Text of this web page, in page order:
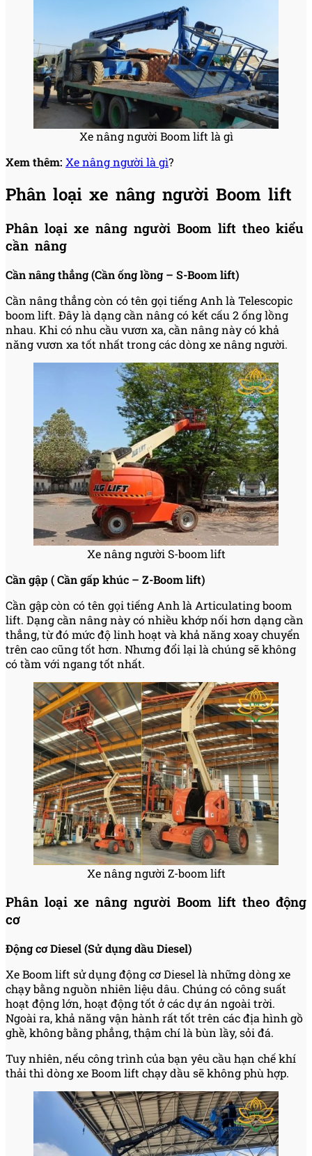
Xe nâng người Boom lift là gì
Xem thêm: Xe nâng người là gì?
Phân loại xe nâng người Boom lift
Phân loại xe nâng người Boom lift theo kiểu
cần nâng
Cần nâng thẳng (Cần ống lồng – S-Boom lift)
Cần nâng thẳng còn có tên gọi tiếng Anh là Telescopic
boom lift. Đây là dạng cần nâng có kết cấu 2 ống lồng
nhau. Khi có nhu cầu vươn xa, cần nâng này có khả
năng vươn xa tốt nhất trong các dòng xe nâng người.
Xe nâng người S-boom lift
Cần gập ( Cần gấp khúc – Z-Boom lift)
Cần gập còn có tên gọi tiếng Anh là Articulating boom
lift. Dạng cần nâng này có nhiều khớp nối hơn dạng cần
thẳng, từ đó mức độ linh hoạt và khả năng xoay chuyển
trên cao cũng tốt hơn. Nhưng đổi lại là chúng sẽ không
có tầm với ngang tốt nhất.
Xe nâng người Z-boom lift
Phân loại xe nâng người Boom lift theo động
cơ
Động cơ Diesel (Sử dụng dầu Diesel)
Xe Boom lift sử dụng động cơ Diesel là những dòng xe
chạy bằng nguồn nhiên liệu dâu. Chúng có công suất
hoạt động lớn, hoạt động tốt ở các dự án ngoài trời.
Ngoài ra, khả năng vận hành rất tốt trên các địa hình gồ
ghề, không bằng phẳng, thậm chí là bùn lầy, sỏi đá.
Tuy nhiên, nếu công trình của bạn yêu cầu hạn chế khí
thải thì dòng xe Boom lift chạy dầu sẽ không phù hợp.